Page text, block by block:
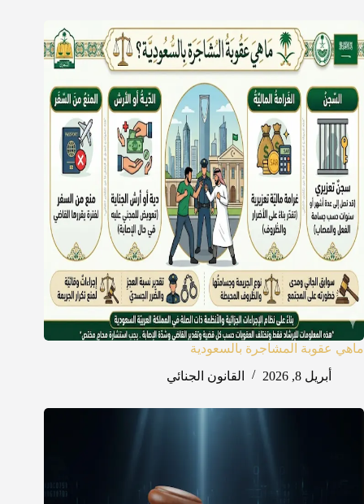
ماهي عقوبة المشاجرة بالسعودية
أبريل 8, 2026
القانون الجنائي